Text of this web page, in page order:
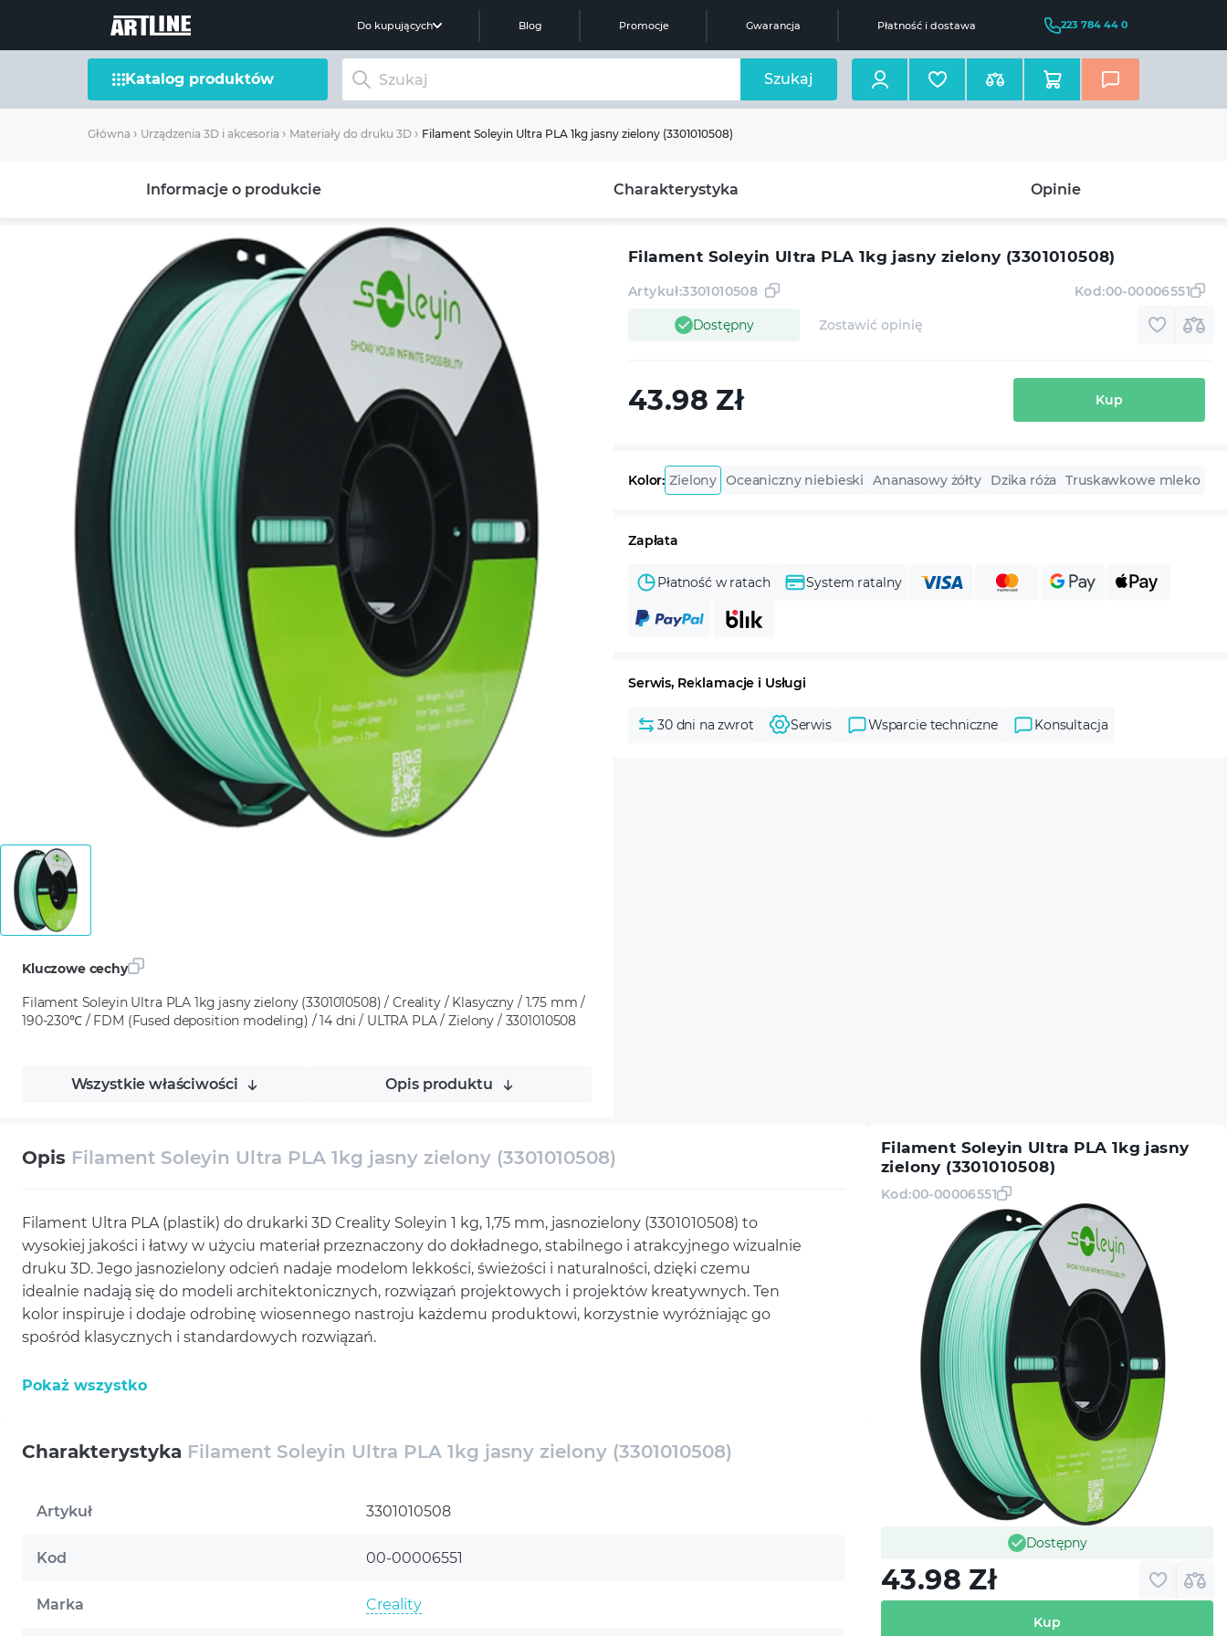
Do kupujących Blog Promocje Gwarancja Płatność i dostawa 223 784 44 0
Katalog produktów Szukaj
Główna Urządzenia 3D i akcesoria Materiały do ​​druku 3D Filament Soleyin Ultra PLA 1kg jasny zielony (3301010508)
Informacje o produkcie Charakterystyka Opinie
Kluczowe cechy
Filament Soleyin Ultra PLA 1kg jasny zielony (3301010508) / Creality / Klasyczny / 1.75 mm /
190-230℃ / FDM (Fused deposition modeling) / 14 dni / ULTRA PLA / Zielony / 3301010508
Wszystkie właściwości Opis produktu
Filament Soleyin Ultra PLA 1kg jasny zielony (3301010508)
Dostępny
Artykuł:3301010508
Zostawić opinię
Kod:00-00006551
43.98 Zł Kup
Kolor: Zielony Оceaniczny niebieski Ananasowy żółty Dzika róża Truskawkowe mleko
Zapłata
Płatność w ratach System ratalny
Serwis, Reklamacje i Usługi
30 dni na zwrot Serwis Wsparcie techniczne Konsultacja
Opis Filament Soleyin Ultra PLA 1kg jasny zielony (3301010508)
Filament Ultra PLA (plastik) do drukarki 3D Creality Soleyin 1 kg, 1,75 mm, jasnozielony (3301010508) to
wysokiej jakości i łatwy w użyciu materiał przeznaczony do dokładnego, stabilnego i atrakcyjnego wizualnie
druku 3D. Jego jasnozielony odcień nadaje modelom lekkości, świeżości i naturalności, dzięki czemu
idealnie nadają się do modeli architektonicznych, rozwiązań projektowych i projektów kreatywnych. Ten
kolor inspiruje i dodaje odrobinę wiosennego nastroju każdemu produktowi, korzystnie wyróżniając go
spośród klasycznych i standardowych rozwiązań.
Filament wykonany jest z przyjaznego dla środowiska polimeru PLA i charakteryzuje się doskonałymi
właściwościami druku: jest łatwy w podawaniu, nie wymaga nagrzewania stołu i zapewnia dobrą
drukowania jest płynny, a gotowe produkty wyróżniają się wyraźnymi liniami i gładką powierzchnią. Ten
plastik nadaje się do większości drukarek FDM, w tym urządzeń Creality, i zapewnia równie wysoką jakość
kg, 1,75 mm, jasnozielony (3301010508) – harmonia kolorów i
Pokaż wszystko
Charakterystyka Filament Soleyin Ultra PLA 1kg jasny zielony (3301010508)
Artykuł 3301010508
Kod 00-00006551
Marka Creality
Filament Soleyin Ultra PLA 1kg jasny
zielony (3301010508)
Kod:00-00006551
Dostępny
43.98 Zł
Kup